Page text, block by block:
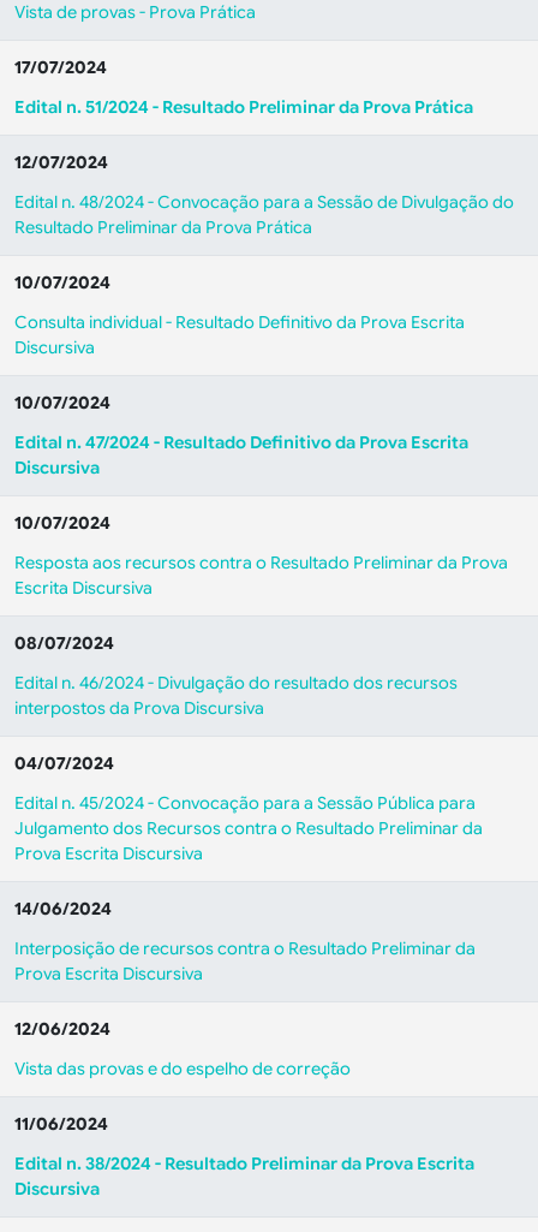
Vista de provas - Prova Prática
17/07/2024
Edital n. 51/2024 - Resultado Preliminar da Prova Prática
12/07/2024
Edital n. 48/2024 - Convocação para a Sessão de Divulgação do
Resultado Preliminar da Prova Prática
10/07/2024
Consulta individual - Resultado Definitivo da Prova Escrita
Discursiva
10/07/2024
Edital n. 47/2024 - Resultado Definitivo da Prova Escrita
Discursiva
10/07/2024
Resposta aos recursos contra o Resultado Preliminar da Prova
Escrita Discursiva
08/07/2024
Edital n. 46/2024 - Divulgação do resultado dos recursos
interpostos da Prova Discursiva
04/07/2024
Edital n. 45/2024 - Convocação para a Sessão Pública para
Julgamento dos Recursos contra o Resultado Preliminar da
Prova Escrita Discursiva
14/06/2024
Interposição de recursos contra o Resultado Preliminar da
Prova Escrita Discursiva
12/06/2024
Vista das provas e do espelho de correção
11/06/2024
Edital n. 38/2024 - Resultado Preliminar da Prova Escrita
Discursiva